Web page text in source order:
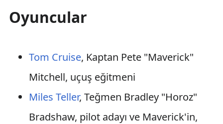
Oyuncular
Tom Cruise, Kaptan Pete "Maverick"
Mitchell, uçuş eğitmeni
Miles Teller, Teğmen Bradley "Horoz"
Bradshaw, pilot adayı ve Maverick'in,